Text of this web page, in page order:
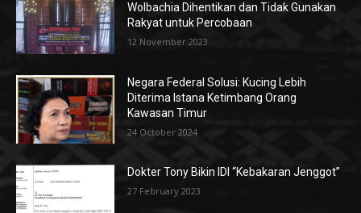
Wolbachia Dihentikan dan Tidak Gunakan
Rakyat untuk Percobaan
12 November 2023
Negara Federal Solusi: Kucing Lebih
Diterima Istana Ketimbang Orang
Kawasan Timur
24 October 2024
Dokter Tony Bikin IDI “Kebakaran Jenggot”
27 February 2023